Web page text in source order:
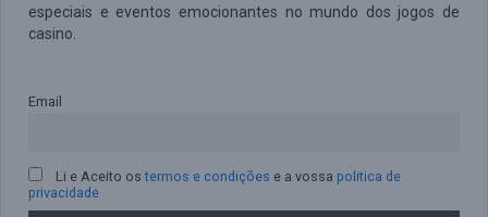
especiais e eventos emocionantes no mundo dos jogos de
casino.
Email
Li e Aceito ostermos e condições e a vossa politica de
privacidade